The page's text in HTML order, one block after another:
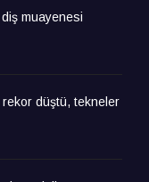
muayenesi
rekor düştü, tekneler